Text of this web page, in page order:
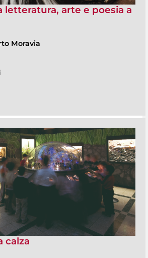
letteratura, arte e poesia a
Moravia
calza